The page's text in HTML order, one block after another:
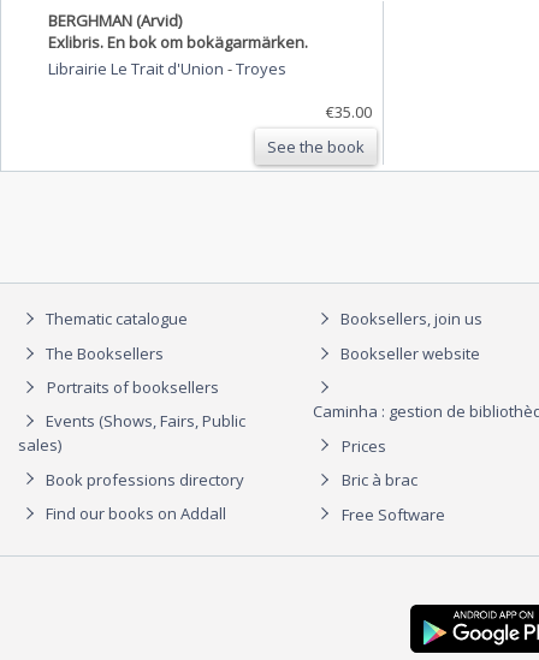
BERGHMAN (Arvid)
Exlibris. En bok om bokägarmärken.
Librairie Le Trait d'Union -Troyes
€35.00
See the book
Thematic catalogue
The Booksellers
Portraits of booksellers
Events (Shows, Fairs, Public
sales)
Book professions directory
Find our books on Addall
Booksellers, join us
Bookseller website
Caminha : gestion de
Prices
Bric à brac
Free Software